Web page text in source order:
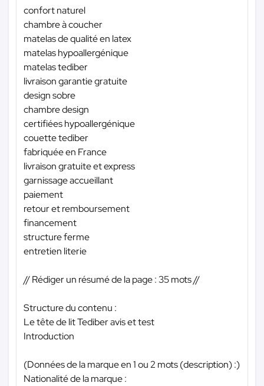
confort naturel
chambre à coucher
matelas de qualité en latex
matelas hypoallergénique
matelas tediber
livraison garantie gratuite
design sobre
chambre design
certifiées hypoallergénique
couette tediber
fabriquée en France
livraison gratuite et express
garnissage accueillant
paiement
retour et remboursement
financement
structure ferme
entretien literie
// Rédiger un résumé de la page : 35 mots //
Structure du contenu :
Le tête de lit Tediber avis et test
Introduction
(Données de la marque en 1 ou 2 mots (description) :)
Nationalité de la marque :